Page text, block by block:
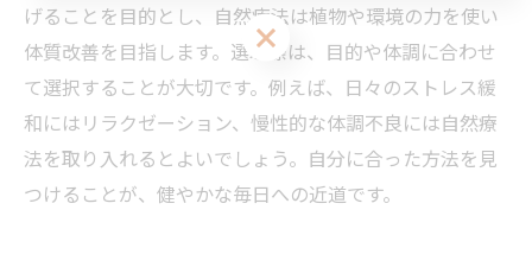
げることを目的とし、自然療法は植物や環境の力を使い
体質改善を目指します。選ぶ際は、目的や体調に合わせ
て選択することが大切です。例えば、日々のストレス緩
和にはリラクゼーション、慢性的な体調不良には自然療
法を取り入れるとよいでしょう。自分に合った方法を見
つけることが、健やかな毎日への近道です。
ご予約はこちら